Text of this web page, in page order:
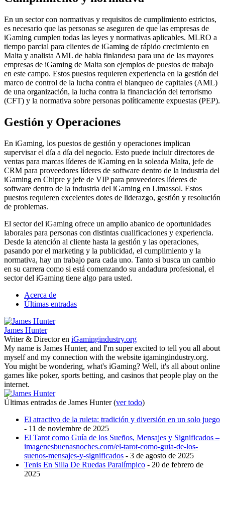
En un sector con normativas y requisitos de cumplimiento estrictos,
es necesario que las personas se aseguren de que las empresas de
iGaming cumplen todas las leyes y normativas aplicables. MLRO a
tiempo parcial para clientes de iGaming de rápido crecimiento en
Malta y analista AML de habla finlandesa para una de las mayores
empresas de iGaming de Malta son ejemplos de puestos de trabajo
en este campo. Estos puestos requieren experiencia en la gestión del
marco de control de la lucha contra el blanqueo de capitales (AML)
de una organización, la lucha contra la financiación del terrorismo
(CFT) y la normativa sobre personas políticamente expuestas (PEP).
Gestión y Operaciones
En iGaming, los puestos de gestión y operaciones implican
supervisar el día a día del negocio. Esto puede incluir directores de
ventas para marcas líderes de iGaming en la soleada Malta, jefe de
CRM para proveedores líderes de software dentro de la industria del
iGaming en Chipre y jefe de VIP para proveedores líderes de
software dentro de la industria del iGaming en Limassol. Estos
puestos requieren excelentes dotes de liderazgo, gestión y resolución
de problemas.
El sector del iGaming ofrece un amplio abanico de oportunidades
laborales para personas con distintas cualificaciones y experiencia.
Desde la atención al cliente hasta la gestión y las operaciones,
pasando por el marketing y la publicidad, el cumplimiento y la
normativa, hay un trabajo para cada uno. Tanto si busca un cambio
en su carrera como si está comenzando su andadura profesional, el
sector del iGaming tiene algo para usted.
Acerca de
Últimas entradas
James Hunter
Writer & Directoren iGamingindustry.org
My name is James Hunter, and I'm super excited to tell you all about
myself and my connection with the website igamingindustry.org.
You might be wondering, what's iGaming? Well, it's all about online
games like poker, sports betting, and casinos that people play on the
internet.
Últimas entradas de James Hunter(ver todo)
El atractivo de la ruleta: tradición y diversión en un solo juego
- 11 de noviembre de 2025
El Tarot como Guía de los Sueños, Mensajes y Significados –
imagenesbuenasnoches.com/el-tarot-como-guia-de-los-
suenos-mensajes-y-significados - 3 de agosto de 2025
Tenis En Silla De Ruedas Paralímpico - 20 de febrero de
2025